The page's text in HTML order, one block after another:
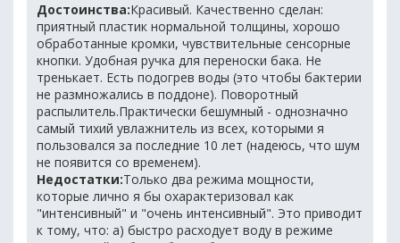
Достоинства:Красивый. Качественно сделан:
приятный пластик нормальной толщины, хорошо
обработанные кромки, чувствительные сенсорные
кнопки. Удобная ручка для переноски бака. Не
тренькает. Есть подогрев воды (это чтобы бактерии
не размножались в поддоне). Поворотный
распылитель.Практически бешумный - однозначно
самый тихий увлажнитель из всех, которыми я
пользовался за последние 10 лет (надеюсь, что шум
не появится со временем).
Недостатки:Только два режима мощности,
которые лично я бы охарактеризовал как
"интенсивный" и "очень интенсивный". Это приводит
к тому, что: а) быстро расходует воду в режиме